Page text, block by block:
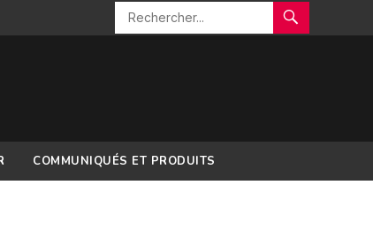
COMMUNIQUÉS ET PRODUITS